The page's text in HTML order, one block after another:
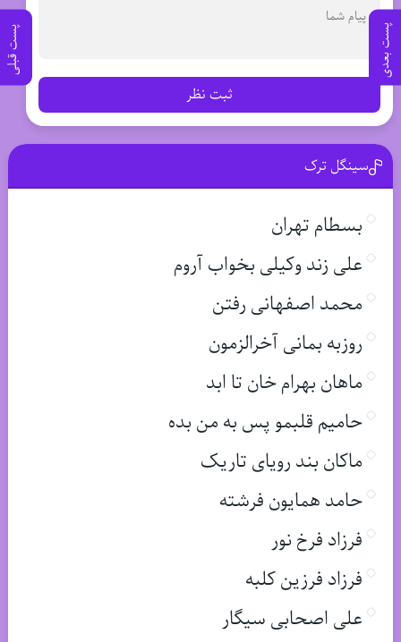
پست بعدی پست قبلی
ثبت نظر
سینگل ترک
بسطام تهران
علی زند وکیلی بخواب آروم
محمد اصفهانی رفتن
روزبه بمانی آخرالزمون
ماهان بهرام خان تا ابد
حامیم قلبمو پس به من بده
ماکان بند رویای تاریک
حامد همایون فرشته
فرزاد فرخ نور
فرزاد فرزین کلبه
علی اصحابی سیگار